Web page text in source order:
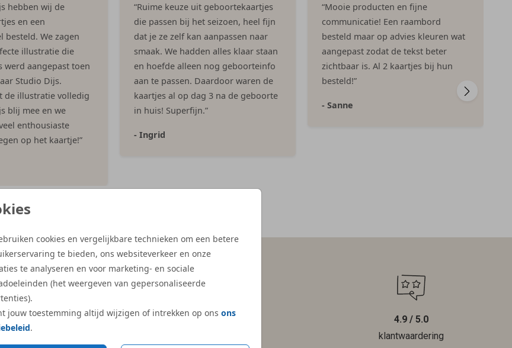
cookies en vergelijkbare technieken om een betere
te bieden, ons websiteverkeer en onze
te analyseren en voor marketing- en sociale
(het weergeven van gepersonaliseerde
jouw toestemming altijd wijzigen of intrekken op ons ons
.
hebben wij de
en een
besteld. We zagen
illustratie die
werd aangepast toen
Studio Dijs.
de illustratie volledig
blij mee en we
enthousiaste
op het kaartje!”
“Ruime keuze uit geboortekaartjes
die passen bij het seizoen, heel fijn
dat je ze zelf kan aanpassen naar
smaak. We hadden alles klaar staan
en hoefde alleen nog geboorteinfo
aan te passen. Daardoor waren de
kaartjes al op dag 3 na de geboorte
in huis! Superfijn.”
- Ingrid
“Mooie producten en fijne
communicatie! Een raambord
besteld maar op advies kleuren wat
aangepast zodat de tekst beter
zichtbaar is. Al 2 kaartjes bij hun
besteld!”
- Sanne
hulp
Duurzame en
4.9 / 5.0
klantwaardering